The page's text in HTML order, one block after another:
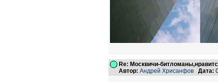
Re: Москвичи-
Автор: Андрей Хрисанфов Дата: